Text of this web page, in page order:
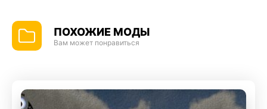
ПОХОЖИЕ МОДЫ
Вам может понравиться